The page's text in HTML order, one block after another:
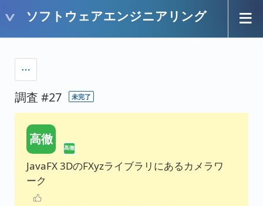
ソフトウェアエンジニアリング
調査 #27 未完了
高徹
高徹
JavaFX 3DのFXyzライブラリにあるカメラワ
ーク